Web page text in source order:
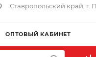
Ставропольский край, г.
ОПТОВЫЙ КАБИНЕТ